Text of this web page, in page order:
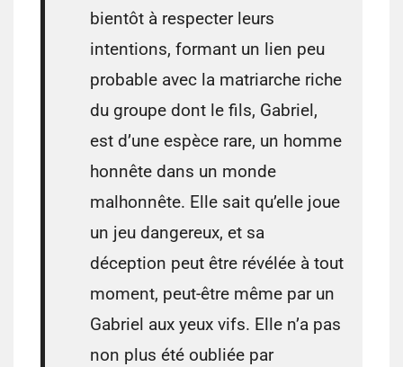
bientôt à respecter leurs
intentions, formant un lien peu
probable avec la matriarche riche
du groupe dont le fils, Gabriel,
est d’une espèce rare, un homme
honnête dans un monde
malhonnête. Elle sait qu’elle joue
un jeu dangereux, et sa
déception peut être révélée à tout
moment, peut-être même par un
Gabriel aux yeux vifs. Elle n’a pas
non plus été oubliée par